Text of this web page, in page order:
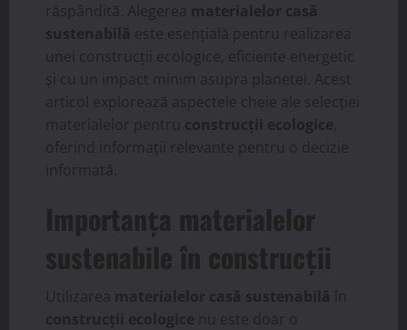
răspândită. Alegerea materialelor casă
sustenabilă este esențială pentru realizarea
unei construcții ecologice, eficiente energetic
și cu un impact minim asupra planetei. Acest
articol explorează aspectele cheie ale selecției
materialelor pentru construcții ecologice
oferind informații relevante pentru o decizie
informată.
Importanța materialelor
sustenabile în construcții
Utilizarea materialelor casă sustenabilă în
construcții ecologice nu este doar o